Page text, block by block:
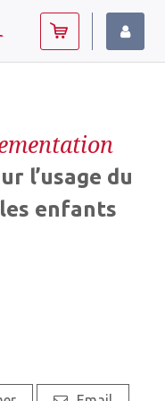
l’usage du
enfants